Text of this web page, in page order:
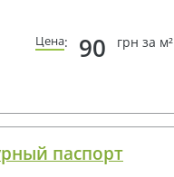
Цена: 90 грн за м²
паспорт